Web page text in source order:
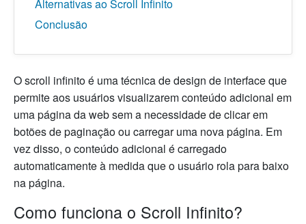
Alternativas ao Scroll Infinito
Conclusão
O scroll infinito é uma técnica de design de interface que
permite aos usuários visualizarem conteúdo adicional em
uma página da web sem a necessidade de clicar em
botões de paginação ou carregar uma nova página. Em
vez disso, o conteúdo adicional é carregado
automaticamente à medida que o usuário rola para baixo
na página.
Como funciona o Scroll Infinito?